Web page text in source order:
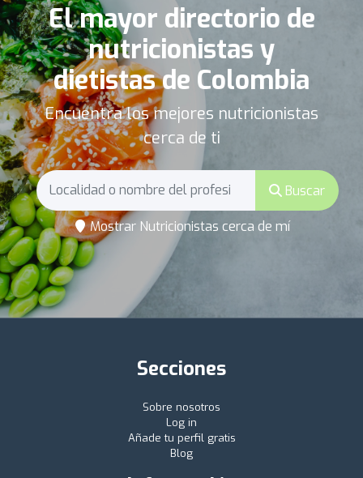
El mayor directorio de
nutricionistas y
dietistas de Colombia
Encuentra los mejores nutricionistas
cerca de ti
Buscar
Mostrar Nutricionistas cerca de mí
Secciones
Sobre nosotros
Log in
Añade tu perfil gratis
Blog